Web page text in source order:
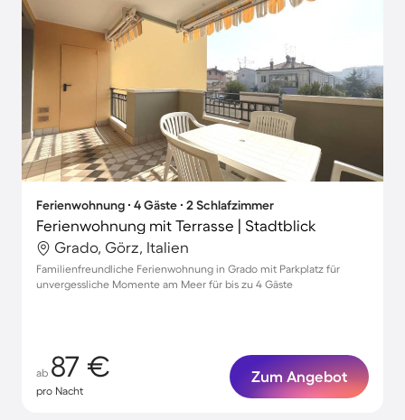
Ferienwohnung ∙ 4 Gäste ∙ 2 Schlafzimmer
Ferienwohnung mit Terrasse | Stadtblick
Grado, Görz, Italien
Familienfreundliche Ferienwohnung in Grado mit Parkplatz für
unvergessliche Momente am Meer für bis zu 4 Gäste
ab 87 €
pro Nacht
Zum Angebot